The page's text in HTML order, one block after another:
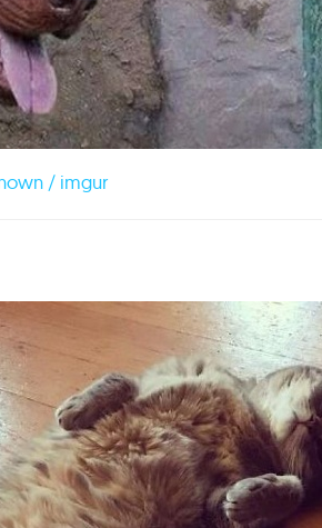
/ imgur